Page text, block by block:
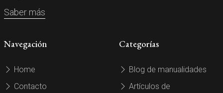
Saber más
Navegación
Home
Contacto
Categorías
Blog de manualidades
Artículos de